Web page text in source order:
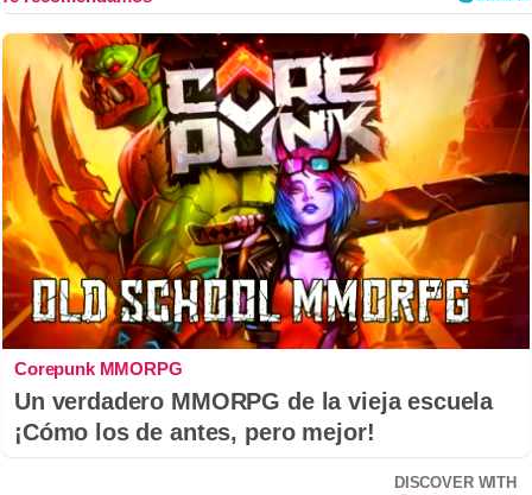
Corepunk MMORPG
Un verdadero MMORPG de la vieja escuela
¡Cómo los de antes, pero mejor!
DISCOVER WITH